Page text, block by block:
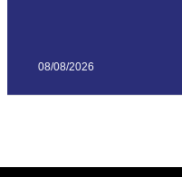
08/08/2026